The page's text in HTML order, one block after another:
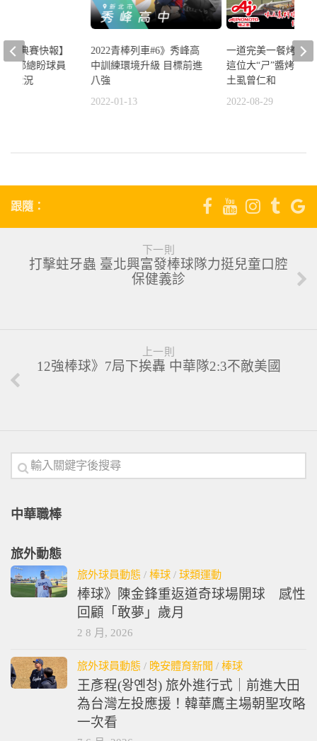
2022青棒列車#6》秀峰高
中訓練環境升級 目標前進
八強
2022-01-13
一道完美一餐烤肉
這位大“ㄕ”醬烤就對
土虱曾仁和
2022-08-29
經典賽快報】
戰 郭總盼球員
賽狀況
跟隨：
下一則
打擊蛀牙蟲 臺北興富發棒球隊力挺兒童口腔
保健義診
上一則
12強棒球》7局下挨轟 中華隊2:3不敵美國
中華職棒
旅外動態
旅外球員動態 / 棒球 / 球類運動
棒球》陳金鋒重返道奇球場開球 感性
回顧「敢夢」歲月
2 8 月, 2026
旅外球員動態 / 晚安體育新聞 / 棒球
王彥程(왕옌청) 旅外進行式｜前進大田
為台灣左投應援！韓華鷹主場朝聖攻略
一次看